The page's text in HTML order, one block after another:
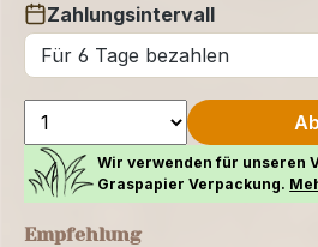
Zahlungsintervall
auswählen
Wir verwenden für unseren
Graspapier Verpackung.
Empfehlung